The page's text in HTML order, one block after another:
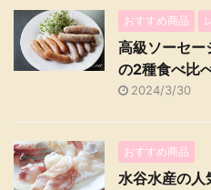
おすすめ商品
高級ソーセー
の2種食べ比
2024/3/30
おすすめ商品
水谷水産の人